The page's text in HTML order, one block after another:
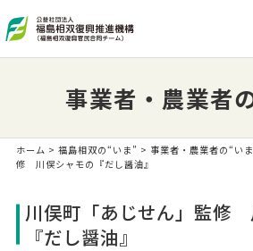
事業者・農業者
ホーム > 福島相双の“いま” > 事業者・農業者の“い
修 川俣シャモの『だし醤油』
川俣町「あじせん」監修
『だし醤油』